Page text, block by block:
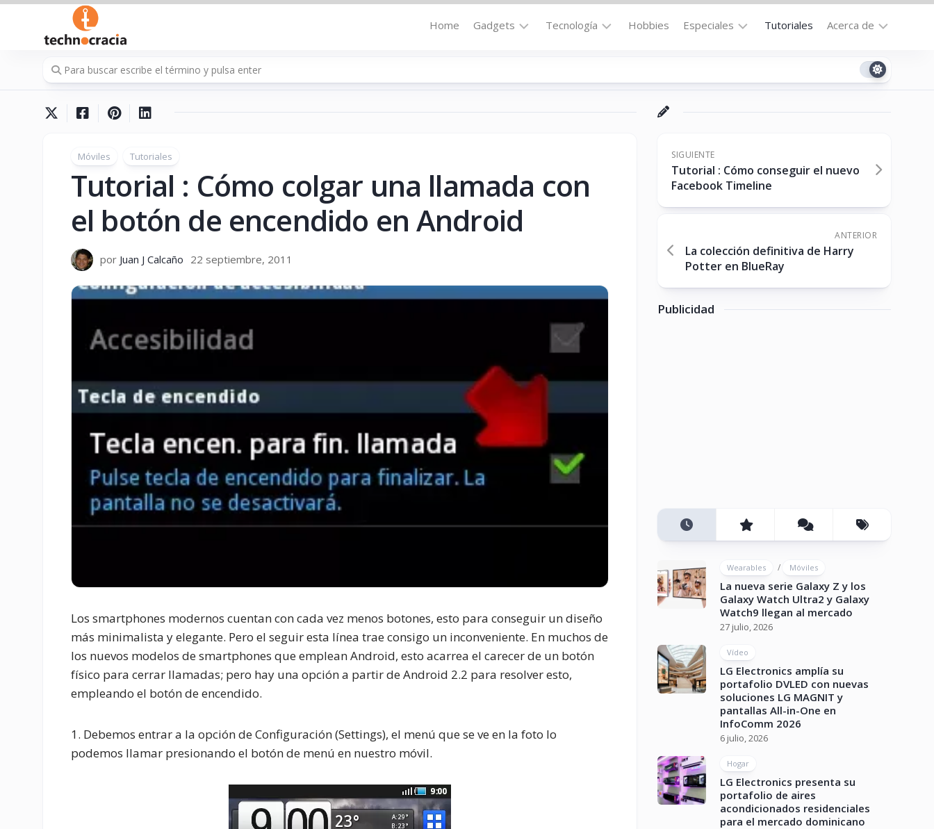
Saltar
contenido
Home Gadgets
Hogar
Portátil
Tecnología
Internet
Vídeo
Hobbies Especiales
la
Destacados
Downloads
No-
Tutoriales Acerca de
Contacto
Cookie
(US)
Móviles Tutoriales
Tutorial : Cómo colgar una llamada con
el botón de encendido en Android
por Juan J Calcaño 22 septiembre, 2011
Los smartphones modernos cuentan con cada vez menos botones, esto para conseguir un diseño
más minimalista y elegante. Pero el seguir esta línea trae consigo un inconveniente. En muchos de
los nuevos modelos de smartphones que emplean Android, esto acarrea el carecer de un botón
físico para cerrar llamadas; pero hay una opción a partir de Android 2.2 para resolver esto,
empleando el botón de encendido.
1. Debemos entrar a la opción de Configuración (Settings), el menú que se ve en la foto lo
podemos llamar presionando el botón de menú en nuestro móvil.
SIGUIENTE
Tutorial : Cómo conseguir el nuevo
Facebook Timeline
ANTERIOR
La colección definitiva de Harry
Potter en BlueRay
Publicidad
Wearables / Móviles
La nueva serie Galaxy Z y los
Galaxy Watch Ultra2 y Galaxy
Watch9 llegan al mercado
27 julio, 2026
Vídeo
LG Electronics amplía su
portafolio DVLED con nuevas
soluciones LG MAGNIT y
pantallas All-in-One en
InfoComm 2026
6 julio, 2026
Hogar
LG Electronics presenta su
portafolio de aires
acondicionados residenciales
para el mercado dominicano